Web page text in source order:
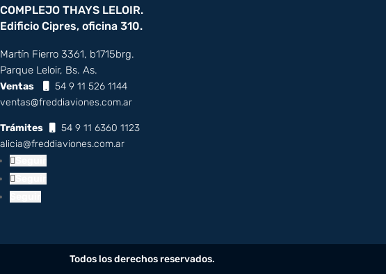
COMPLEJO THAYS LELOIR.
Edificio Cipres, oficina 310.
Martín Fierro 3361, b1715brg.
Parque Leloir, Bs. As.
Ventas
54 9 11 526 1144
ventas@freddiaviones.com.ar
Trámites
54 9 11 6360 1123
alicia@freddiaviones.com.ar
Todos los derechos reservados.